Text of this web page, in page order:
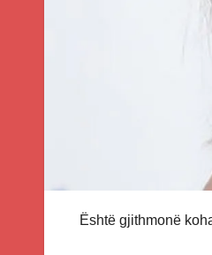
Është gjithmonë